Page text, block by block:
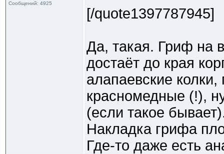
Сообщений: 4925
[/quote1397787945]
Да, такая. Гриф на
достаёт до края
алапаевские
красномедные (!),
(если такое
Накладка грифа
Где-то даже есть